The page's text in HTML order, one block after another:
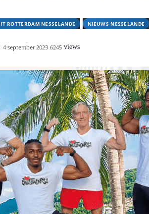
ROTTERDAM NESSELANDE NIEUWS NESSELANDE
4 september 2023 6245 views